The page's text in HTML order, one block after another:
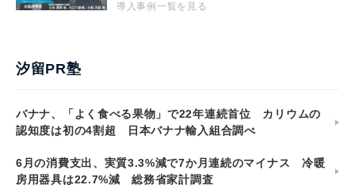
導入事例一覧を見る
汐留PR塾
バナナ、「よく食べる果物」で22年連続首位 カリウムの
認知度は初の4割超 日本バナナ輸入組合調べ
6月の消費支出、実質3.3%減で7か月連続のマイナス 冷暖
房用器具は22.7%減 総務省家計調査